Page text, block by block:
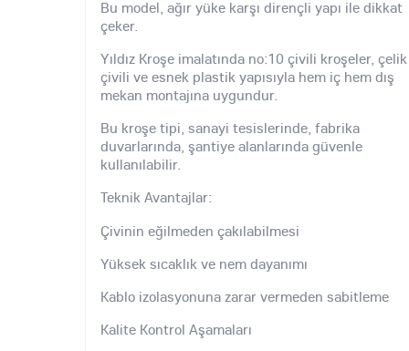
Bu model, ağır yüke karşı dirençli yapı ile dikkat
çeker.
Yıldız Kroşe imalatında no:10 çivili kroşeler, çelik
çivili ve esnek plastik yapısıyla hem iç hem dış
mekan montajına uygundur.
Bu kroşe tipi, sanayi tesislerinde, fabrika
duvarlarında, şantiye alanlarında güvenle
kullanılabilir.
Teknik Avantajlar:
Çivinin eğilmeden çakılabilmesi
Yüksek sıcaklık ve nem dayanımı
Kablo izolasyonuna zarar vermeden sabitleme
Kalite Kontrol Aşamaları